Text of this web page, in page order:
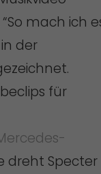
mach ich
der
für
dreht Specter